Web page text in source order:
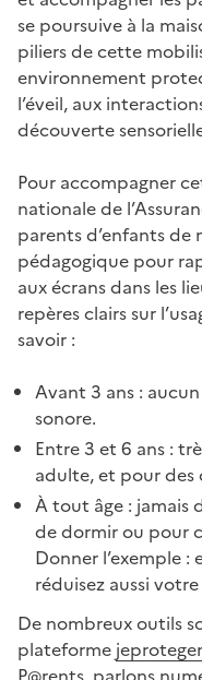
se poursuive à la
piliers de cette
environnement
l’éveil, aux
découverte
Pour accompagner
nationale de
parents d’enfants
pédagogique pour
aux écrans dans les
repères clairs sur
savoir :
Avant 3 ans :
sonore.
Entre 3 et 6 ans :
adulte, et pour des
À tout âge : jamais
de dormir ou pour
Donner l’exemple
réduisez aussi
De nombreux outils
plateforme